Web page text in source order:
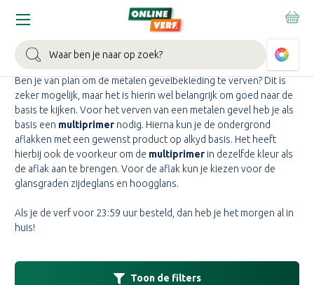
Zoeken
Home
METAAL VERF KOPEN
Ben je van plan om de metalen gevelbekleding te verven? Dit is
zeker mogelijk, maar het is hierin wel belangrijk om goed naar de
basis te kijken. Voor het verven van een metalen gevel heb je als
basis een multiprimer nodig. Hierna kun je de ondergrond
aflakken met een gewenst product op alkyd basis. Het heeft
hierbij ook de voorkeur om de multiprimer in dezelfde kleur als
de aflak aan te brengen. Voor de aflak kun je kiezen voor de
glansgraden zijdeglans en hoogglans.
Als je de verf voor 23:59 uur besteld, dan heb je het morgen al in
huis!
Toon de filters